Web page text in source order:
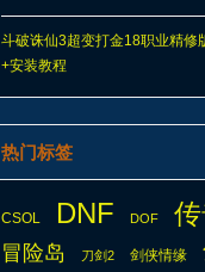
斗破诛仙3超变打金18职业精修
+安装教程
热门标签
CSOL DNF DOF
冒险岛 刀剑2 剑侠情缘